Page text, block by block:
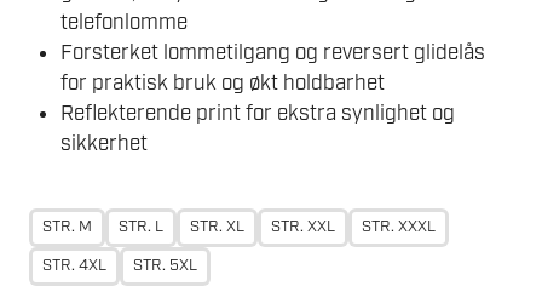
telefonlomme
Forsterket lommetilgang og reversert glidelås
for praktisk bruk og økt holdbarhet
Reflekterende print for ekstra synlighet og
sikkerhet
STR. M STR. L STR. XL STR. XXL
STR. XXXL
STR. 4XL
STR. 5XL